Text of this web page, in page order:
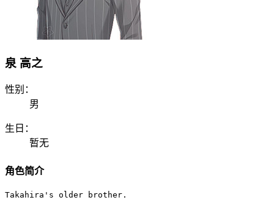
泉 高之
性别：
男
生日：
暂无
角色简介
Takahira's older brother.